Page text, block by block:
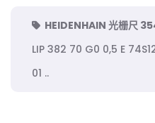
HEIDENHAIN 光栅尺
LIP 382 70 G0 0,5 E
01 ..